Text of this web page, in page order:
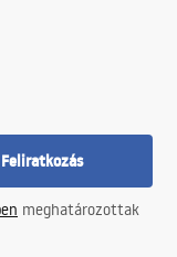
Feliratkozás
meghatározottak